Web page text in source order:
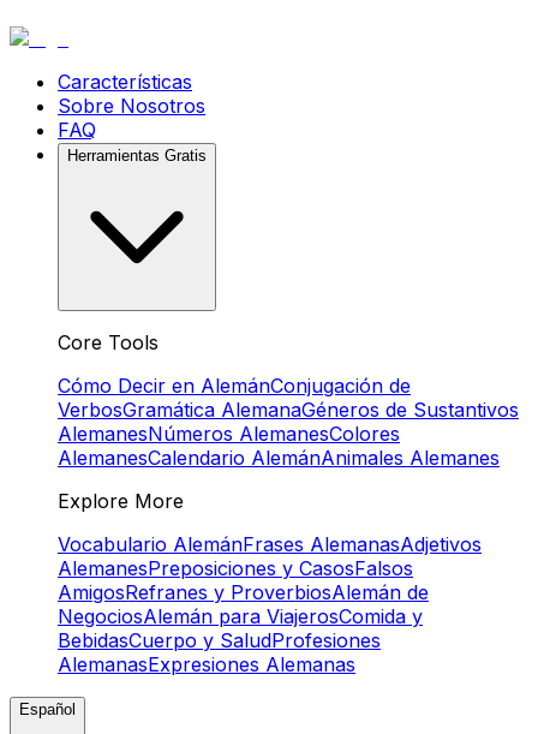
Características
Sobre Nosotros
FAQ
Herramientas Gratis
Core Tools
Cómo Decir en AlemánConjugación de
VerbosGramática AlemanaGéneros de Sustantivos
AlemanesNúmeros AlemanesColores
AlemanesCalendario AlemánAnimales Alemanes
Explore More
Vocabulario AlemánFrases AlemanasAdjetivos
AlemanesPreposiciones y CasosFalsos
AmigosRefranes y ProverbiosAlemán de
NegociosAlemán para ViajerosComida y
BebidasCuerpo y SaludProfesiones
AlemanasExpresiones Alemanas
Español